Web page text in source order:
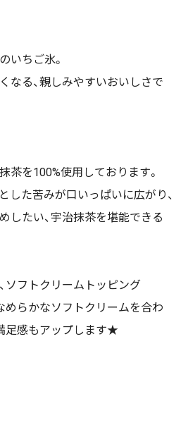
いちご氷。
なる、親しみやすいおいしさで
茶を100%使用しております。
した苦みが口いっぱいに広がり、
したい、宇治抹茶を堪能できる
ソフトクリームトッピング
めらかなソフトクリームを合わ
足感もアップします★